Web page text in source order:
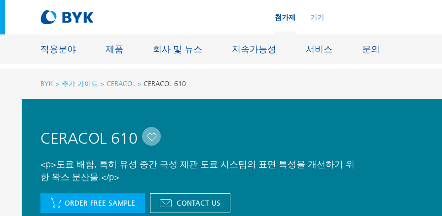
첨가제 기기
적용분야 제품 회사 및 뉴스 지속가능성 서비스 문의
적용분야에 따른 제품 추천
접착제 및 실란트
자동차 OEM 도료
자동차 보수용 도료
제관용 도료
섬유 사이징
주물 및 내화물
윤활유 및 이형제
BYK 추가 가이드 CERACOL CERACOL 610
CERACOL 610
<p>도료 배합, 특히 유성 중간 극성 제관 도료 시스템의 표면 특성을 개선하기 위
한 왁스 분산물.</p>
ORDER FREE SAMPLE CONTACT US